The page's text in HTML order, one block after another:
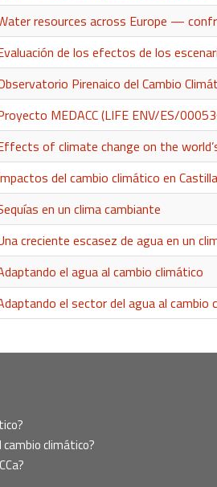
resources across Europe —
de los efectos de los
Pirenaico del Cambio
MEDACC (LIFE ENV/ES/
of climate change on the
del cambio climático en
en un clima cambiante
creciente escasez de agua en un
el agua al cambio climático
el sector del agua al cambio
climático?